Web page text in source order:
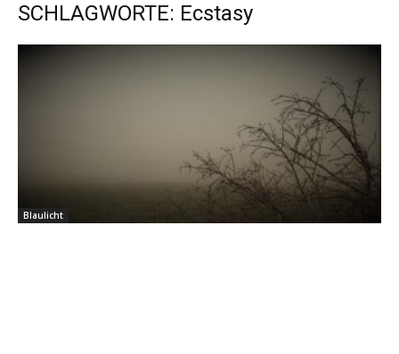
SCHLAGWORTE: Ecstasy
Blaulicht